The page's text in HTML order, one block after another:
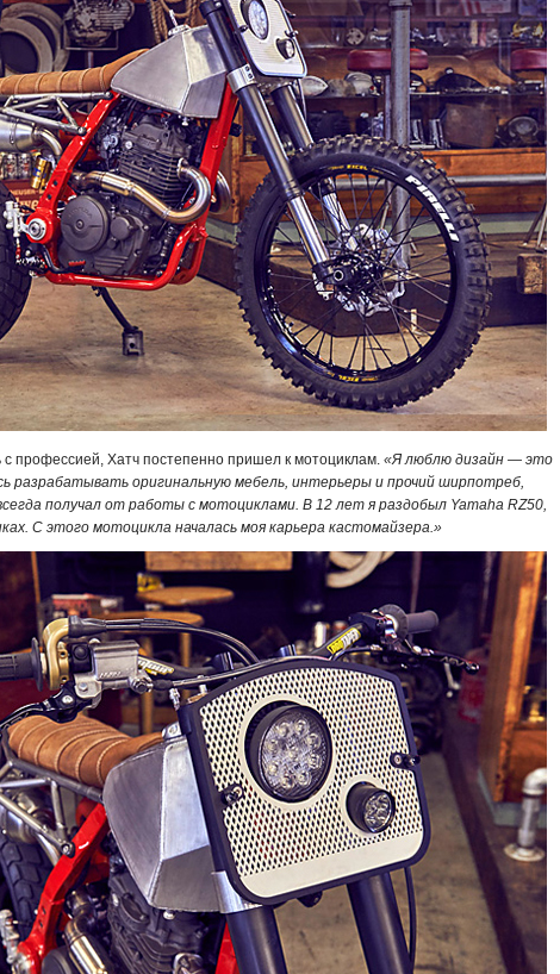
профессией, Хатч постепенно пришел к мотоциклам. «Я люблю дизайн — это
разрабатывать оригинальную мебель, интерьеры и прочий ширпотреб,
получал от работы с мотоциклами. В 12 лет я раздобыл Yamaha RZ50,
С этого мотоцикла началась моя карьера кастомайзера.»